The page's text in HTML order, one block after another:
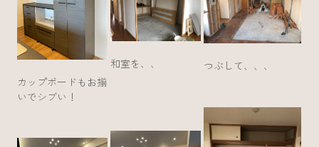
カップボードもお揃
いでシブい！
和室を、、 つぶして、、、